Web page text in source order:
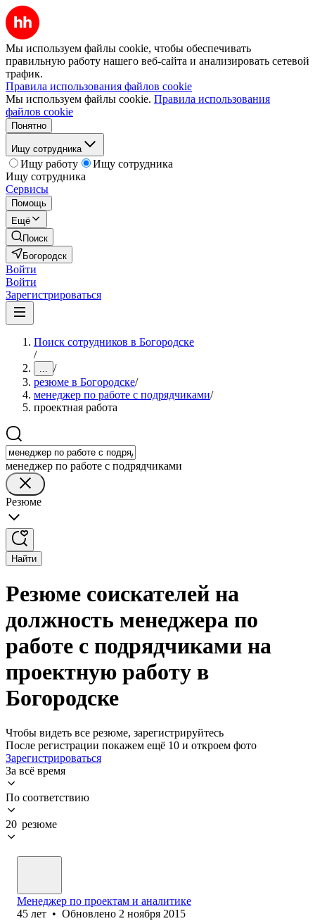
Мы используем файлы cookie, чтобы обеспечивать
правильную работу нашего веб-сайта и анализировать сетевой
трафик.
Правила использования файлов cookie
Мы используем файлы cookie. Правила использования
файлов cookie
Понятно
Ищу сотрудника
Ищу работу
Ищу сотрудника
Ищу сотрудника
Сервисы
Помощь
Ещё
Поиск
Богородск
Войти
Войти
Зарегистрироваться
Поиск сотрудников в Богородске
/
... /
резюме в Богородске/
менеджер по работе с подрядчиками/
проектная работа
менеджер по работе с подрядчиками
Резюме
Найти
Резюме соискателей на
должность менеджера по
работе с подрядчиками на
проектную работу в
Богородске
Чтобы видеть все резюме, зарегистрируйтесь
После регистрации покажем ещё 10 и откроем фото
Зарегистрироваться
За всё время
По соответствию
20 резюме
Менеджер по проектам и аналитике
45 лет • Обновлено 2 ноября 2015